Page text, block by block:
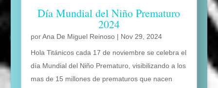
Día Mundial del Niño Prematuro
2024
porAna De Miguel Reinoso| Nov 29, 2024
Hola Titánicos cada 17 de noviembre se celebra el
día Mundial del Niño Prematuro, visibilizando a los
mas de 15 millones de prematuros que nacen